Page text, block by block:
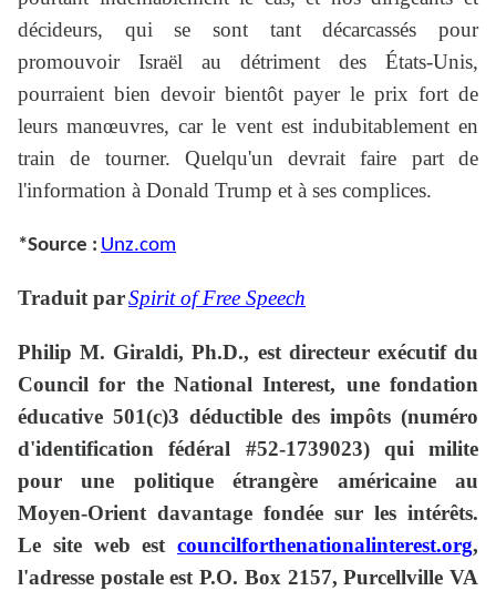
décideurs, qui se sont tant décarcassés pour
promouvoir Israël au détriment des États-Unis,
pourraient bien devoir bientôt payer le prix fort de
leurs manœuvres, car le vent est indubitablement en
train de tourner. Quelqu'un devrait faire part de
l'information à Donald Trump et à ses complices.
*Source : Unz.com
Traduit parSpirit of Free Speech
Philip M. Giraldi, Ph.D., est directeur exécutif du
Council for the National Interest, une fondation
éducative 501(c)3 déductible des impôts (numéro
d'identification fédéral #52-1739023) qui milite
pour une politique étrangère américaine au
Moyen-Orient davantage fondée sur les intérêts.
Le site web est councilforthenationalinterest.org,
l'adresse postale est P.O. Box 2157, Purcellville VA